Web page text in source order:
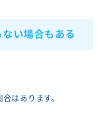
い場合もある
はあります。